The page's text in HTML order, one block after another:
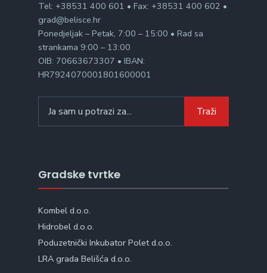
Tel: +38531 400 601 • Fax: +38531 400 602 •
grad@belisce.hr
Ponedjeljak – Petak, 7:00 – 15:00 • Rad sa
strankama 9:00 – 13:00
OIB: 70663673307 • IBAN:
HR7924070001801600001
for:
Traži
Gradske tvrtke
Kombel d.o.o.
Hidrobel d.o.o.
Poduzetnički Inkubator Polet d.o.o.
LRA grada Belišća d.o.o.